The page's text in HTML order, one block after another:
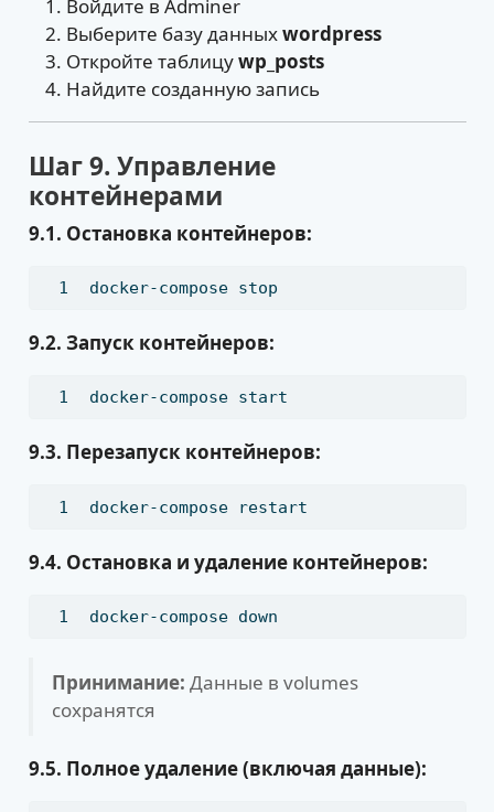
Войдите в Adminer
Выберите базу данныхwordpress
Откройте таблицуwp_posts
Найдите созданную запись
Шаг 9. Управление
контейнерами
9.1. Остановка контейнеров:
docker-compose stop
9.2. Запуск контейнеров:
docker-compose start
9.3. Перезапуск контейнеров:
docker-compose restart
9.4. Остановка и удаление контейнеров:
docker-compose down
Принимание: Данные в volumes
сохранятся
9.5. Полное удаление (включая данные):